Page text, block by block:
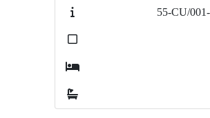
55-CU/001-0005564